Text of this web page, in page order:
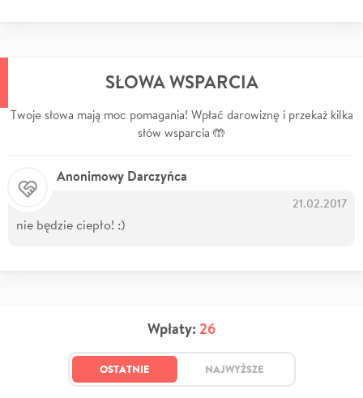
SŁOWA WSPARCIA
Twoje słowa mają moc pomagania! Wpłać darowiznę i przekaż kilka
słów wsparcia 🤲
Anonimowy Darczyńca
21.02.2017
nie będzie ciepło! :)
Wpłaty: 26
OSTATNIE NAJWYŻSZE